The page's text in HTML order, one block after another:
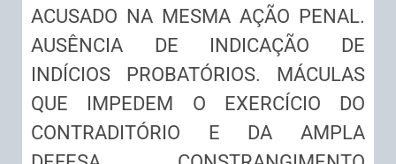
ACUSADO NA MESMA AÇÃO PENAL.
AUSÊNCIA DE INDICAÇÃO DE
INDÍCIOS PROBATÓRIOS. MÁCULAS
QUE IMPEDEM O EXERCÍCIO DO
CONTRADITÓRIO E DA AMPLA